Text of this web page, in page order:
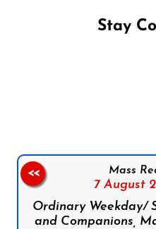
Stay
Mass
7 August
Ordinary Weekday/
and Companions,
<<